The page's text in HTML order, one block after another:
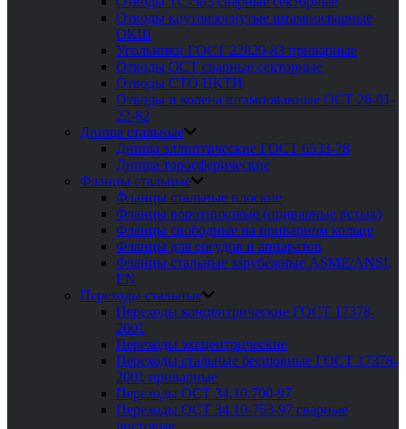
Отводы крутоизогнутые штампосварные
ОКШ
Угольники ГОСТ 22820-83 приварные
Отводы ОСТ сварные секторные
Отводы СТО ЦКТИ
Отводы и колена штампованные ОСТ 26-01-
22-82
Днища стальные
Днища эллиптические ГОСТ 6533-78
Днища торосферические
Фланцы стальные
Фланцы стальные плоские
Фланцы воротниковые (приварные встык)
Фланцы свободные на приварном кольце
Фланцы для сосудов и аппаратов
Фланцы стальные зарубежные ASME/ANSI,
EN
Переходы стальные
Переходы концентрические ГОСТ 17378-
2001
Переходы эксцентрические
Переходы стальные бесшовные ГОСТ 17378-
2001 приварные
Переходы ОСТ 34.10.700-97
Переходы ОСТ 34.10-753-97 сварные
листовые